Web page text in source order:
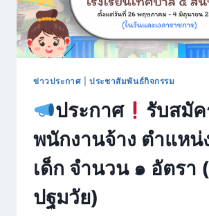
สวรรคโลก
วิชาการ
ระหว่าง
15-
มิ.ย.69
ข่าวประกาศ |ประชาสัมพันธ์กิจกรรม
ประกาศ
รับสมั
พนักงานจ้าง ตำแหน่
เด็ก จำนวน ๑ อัตรา
ปฐมวัย)